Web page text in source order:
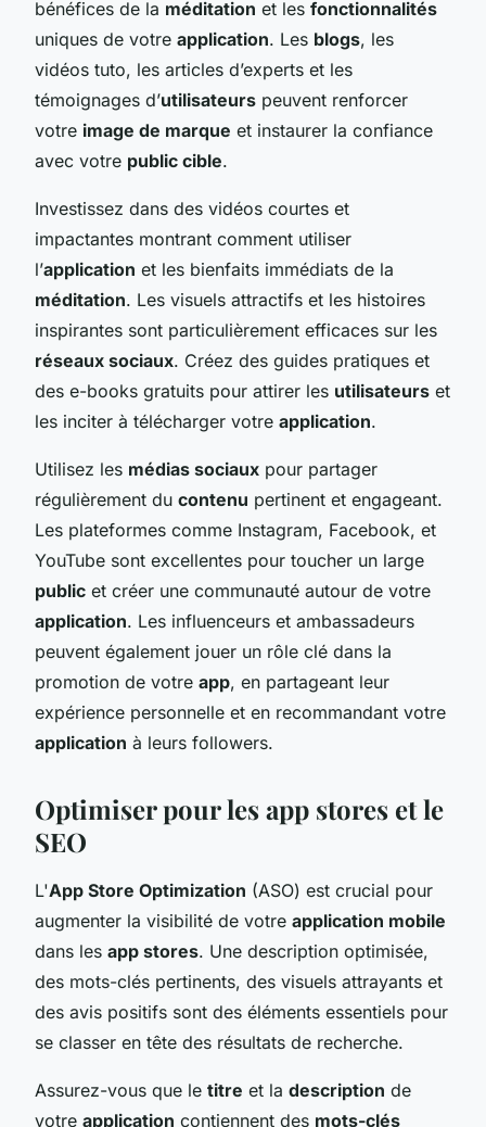
bénéfices de la méditation et les fonctionnalités
uniques de votre application. Les blogs, les
vidéos tuto, les articles d’experts et les
témoignages d’utilisateurs peuvent renforcer
votre image de marque et instaurer la confiance
avec votre public cible.
Investissez dans des vidéos courtes et
impactantes montrant comment utiliser
l’application et les bienfaits immédiats de la
méditation. Les visuels attractifs et les histoires
inspirantes sont particulièrement efficaces sur les
réseaux sociaux. Créez des guides pratiques et
des e-books gratuits pour attirer les utilisateurs et
les inciter à télécharger votre application.
Utilisez les médias sociaux pour partager
régulièrement du contenu pertinent et engageant.
Les plateformes comme Instagram, Facebook, et
YouTube sont excellentes pour toucher un large
public et créer une communauté autour de votre
application. Les influenceurs et ambassadeurs
peuvent également jouer un rôle clé dans la
promotion de votre app, en partageant leur
expérience personnelle et en recommandant votre
application à leurs followers.
Optimiser pour les app stores et le
SEO
L'App Store Optimization (ASO) est crucial pour
augmenter la visibilité de votre application mobile
dans les app stores. Une description optimisée,
des mots-clés pertinents, des visuels attrayants et
des avis positifs sont des éléments essentiels pour
se classer en tête des résultats de recherche.
Assurez-vous que le titre et la description de
votre application contiennent des mots-clés